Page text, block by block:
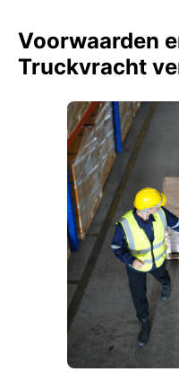
Voorwaarden
Truckvracht